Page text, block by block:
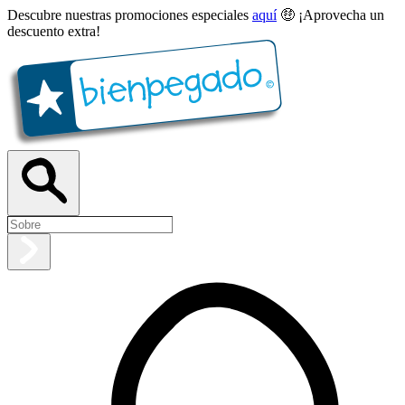
Descubre nuestras promociones especiales aquí🤑 ¡Aprovecha un
descuento extra!